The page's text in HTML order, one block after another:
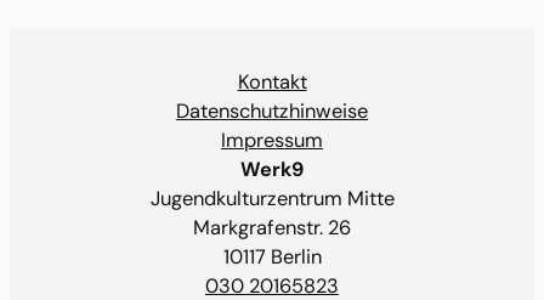
Kontakt
Datenschutzhinweise
Impressum
Werk9
Jugendkulturzentrum Mitte
Markgrafenstr. 26
10117 Berlin
030 20165823